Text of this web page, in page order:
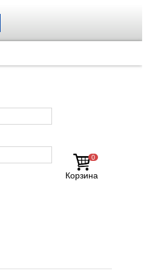
0
Корзина